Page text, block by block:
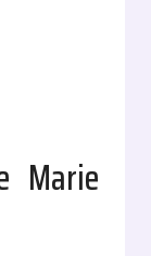
Marie